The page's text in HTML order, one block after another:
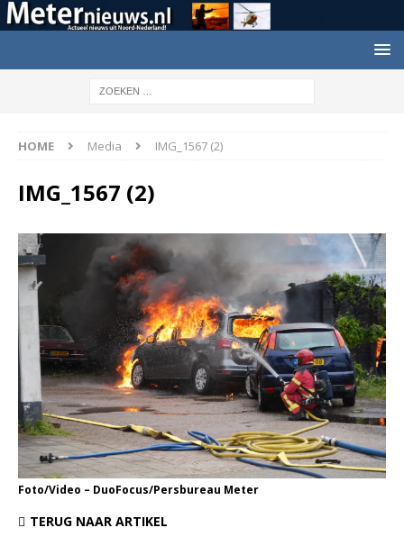
HOME Media IMG_1567 (2)
IMG_1567 (2)
Foto/Video – DuoFocus/Persbureau Meter
TERUG NAAR ARTIKEL